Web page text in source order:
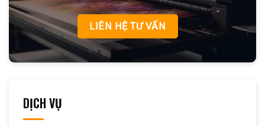
LIÊN HỆ TƯ VẤN
DỊCH VỤ